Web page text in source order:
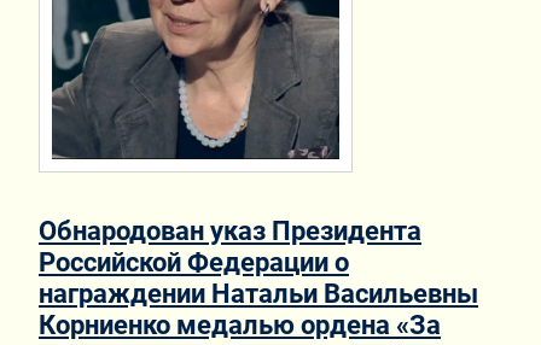
Обнародован указ Президента
Российской Федерации о
награждении Натальи Васильевны
Корниенко медалью ордена «За